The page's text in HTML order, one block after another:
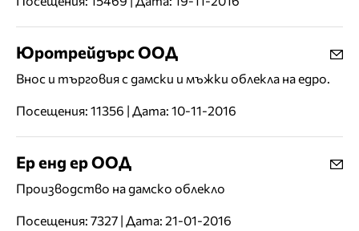
Юротрейдърс ООД
Внос и търговия с дамски и мъжки облекла на едро.
Посещения: 11356 | Дата: 10-11-2016
Ер енд ер ООД
Производство на дамско облекло
Посещения: 7327 | Дата: 21-01-2016